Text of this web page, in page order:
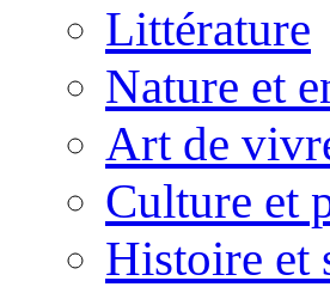
Littérature
Nature et
Art de
Culture et
Histoire et